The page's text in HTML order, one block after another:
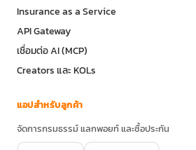
Insurance as a Service
API Gateway
เชื่อมต่อ AI (MCP)
Creators และ KOLs
แอปสำหรับลูกค้า
จัดการกรมธรรม์ แลกพอยท์ และซื้อประกัน